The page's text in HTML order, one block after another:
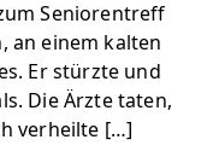
Seniorentreff
an einem kalten
Er stürzte und
Die Ärzte taten,
verheilte […]